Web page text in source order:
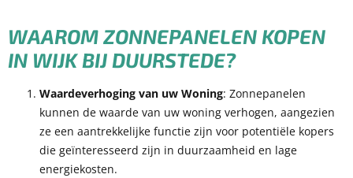
WAAROM ZONNEPANELEN KOPEN
IN WIJK BIJ DUURSTEDE?
Waardeverhoging van uw Woning: Zonnepanelen
kunnen de waarde van uw woning verhogen, aangezien
ze een aantrekkelijke functie zijn voor potentiële kopers
die geïnteresseerd zijn in duurzaamheid en lage
energiekosten.